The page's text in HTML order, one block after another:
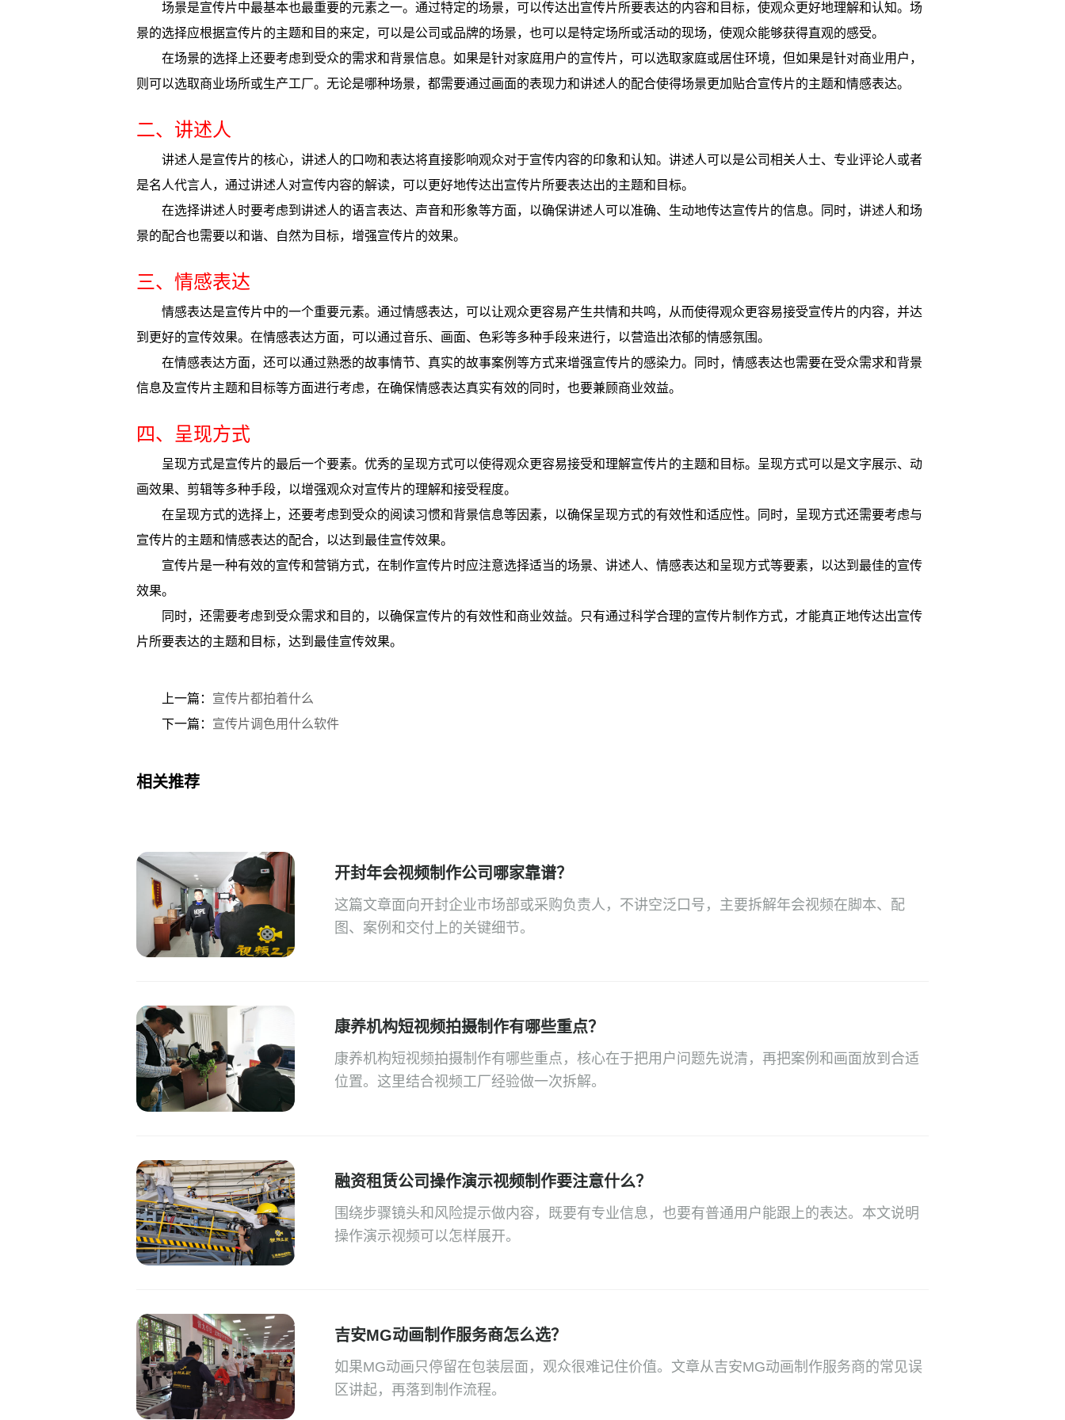
场景是宣传片中最基本也最重要的元素之一。通过特定的场景，可以传达出宣传片所要表达的内容和目标，使观众更好地理解和认知。场
景的选择应根据宣传片的主题和目的来定，可以是公司或品牌的场景，也可以是特定场所或活动的现场，使观众能够获得直观的感受。
在场景的选择上还要考虑到受众的需求和背景信息。如果是针对家庭用户的宣传片，可以选取家庭或居住环境，但如果是针对商业用户，
则可以选取商业场所或生产工厂。无论是哪种场景，都需要通过画面的表现力和讲述人的配合使得场景更加贴合宣传片的主题和情感表达。
二、讲述人
讲述人是宣传片的核心，讲述人的口吻和表达将直接影响观众对于宣传内容的印象和认知。讲述人可以是公司相关人士、专业评论人或者
是名人代言人，通过讲述人对宣传内容的解读，可以更好地传达出宣传片所要表达出的主题和目标。
在选择讲述人时要考虑到讲述人的语言表达、声音和形象等方面，以确保讲述人可以准确、生动地传达宣传片的信息。同时，讲述人和场
景的配合也需要以和谐、自然为目标，增强宣传片的效果。
三、情感表达
情感表达是宣传片中的一个重要元素。通过情感表达，可以让观众更容易产生共情和共鸣，从而使得观众更容易接受宣传片的内容，并达
到更好的宣传效果。在情感表达方面，可以通过音乐、画面、色彩等多种手段来进行，以营造出浓郁的情感氛围。
在情感表达方面，还可以通过熟悉的故事情节、真实的故事案例等方式来增强宣传片的感染力。同时，情感表达也需要在受众需求和背景
信息及宣传片主题和目标等方面进行考虑，在确保情感表达真实有效的同时，也要兼顾商业效益。
四、呈现方式
呈现方式是宣传片的最后一个要素。优秀的呈现方式可以使得观众更容易接受和理解宣传片的主题和目标。呈现方式可以是文字展示、动
画效果、剪辑等多种手段，以增强观众对宣传片的理解和接受程度。
在呈现方式的选择上，还要考虑到受众的阅读习惯和背景信息等因素，以确保呈现方式的有效性和适应性。同时，呈现方式还需要考虑与
宣传片的主题和情感表达的配合，以达到最佳宣传效果。
宣传片是一种有效的宣传和营销方式，在制作宣传片时应注意选择适当的场景、讲述人、情感表达和呈现方式等要素，以达到最佳的宣传
效果。
同时，还需要考虑到受众需求和目的，以确保宣传片的有效性和商业效益。只有通过科学合理的宣传片制作方式，才能真正地传达出宣传
片所要表达的主题和目标，达到最佳宣传效果。
上一篇： 宣传片都拍着什么
下一篇： 宣传片调色用什么软件
相关推荐
开封年会视频制作公司哪家靠谱？
这篇文章面向开封企业市场部或采购负责人，不讲空泛口号，主要拆解年会视频在脚本、配
图、案例和交付上的关键细节。
康养机构短视频拍摄制作有哪些重点？
康养机构短视频拍摄制作有哪些重点，核心在于把用户问题先说清，再把案例和画面放到合适
位置。这里结合视频工厂经验做一次拆解。
融资租赁公司操作演示视频制作要注意什么？
围绕步骤镜头和风险提示做内容，既要有专业信息，也要有普通用户能跟上的表达。本文说明
操作演示视频可以怎样展开。
吉安MG动画制作服务商怎么选？
如果MG动画只停留在包装层面，观众很难记住价值。文章从吉安MG动画制作服务商的常见误
区讲起，再落到制作流程。